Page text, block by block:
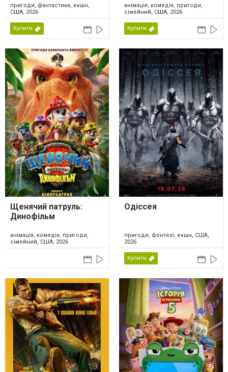
пригоди, фантастика, екшн,
США, 2026
Купити
анімація, комедія, пригоди,
сімейний, США, 2026
Купити
Щенячий патруль:
Динофільм
анімація, комедія, пригоди,
сімейний, США, 2026
Одіссея
пригоди, фентезі, екшн, США,
2026
Купити